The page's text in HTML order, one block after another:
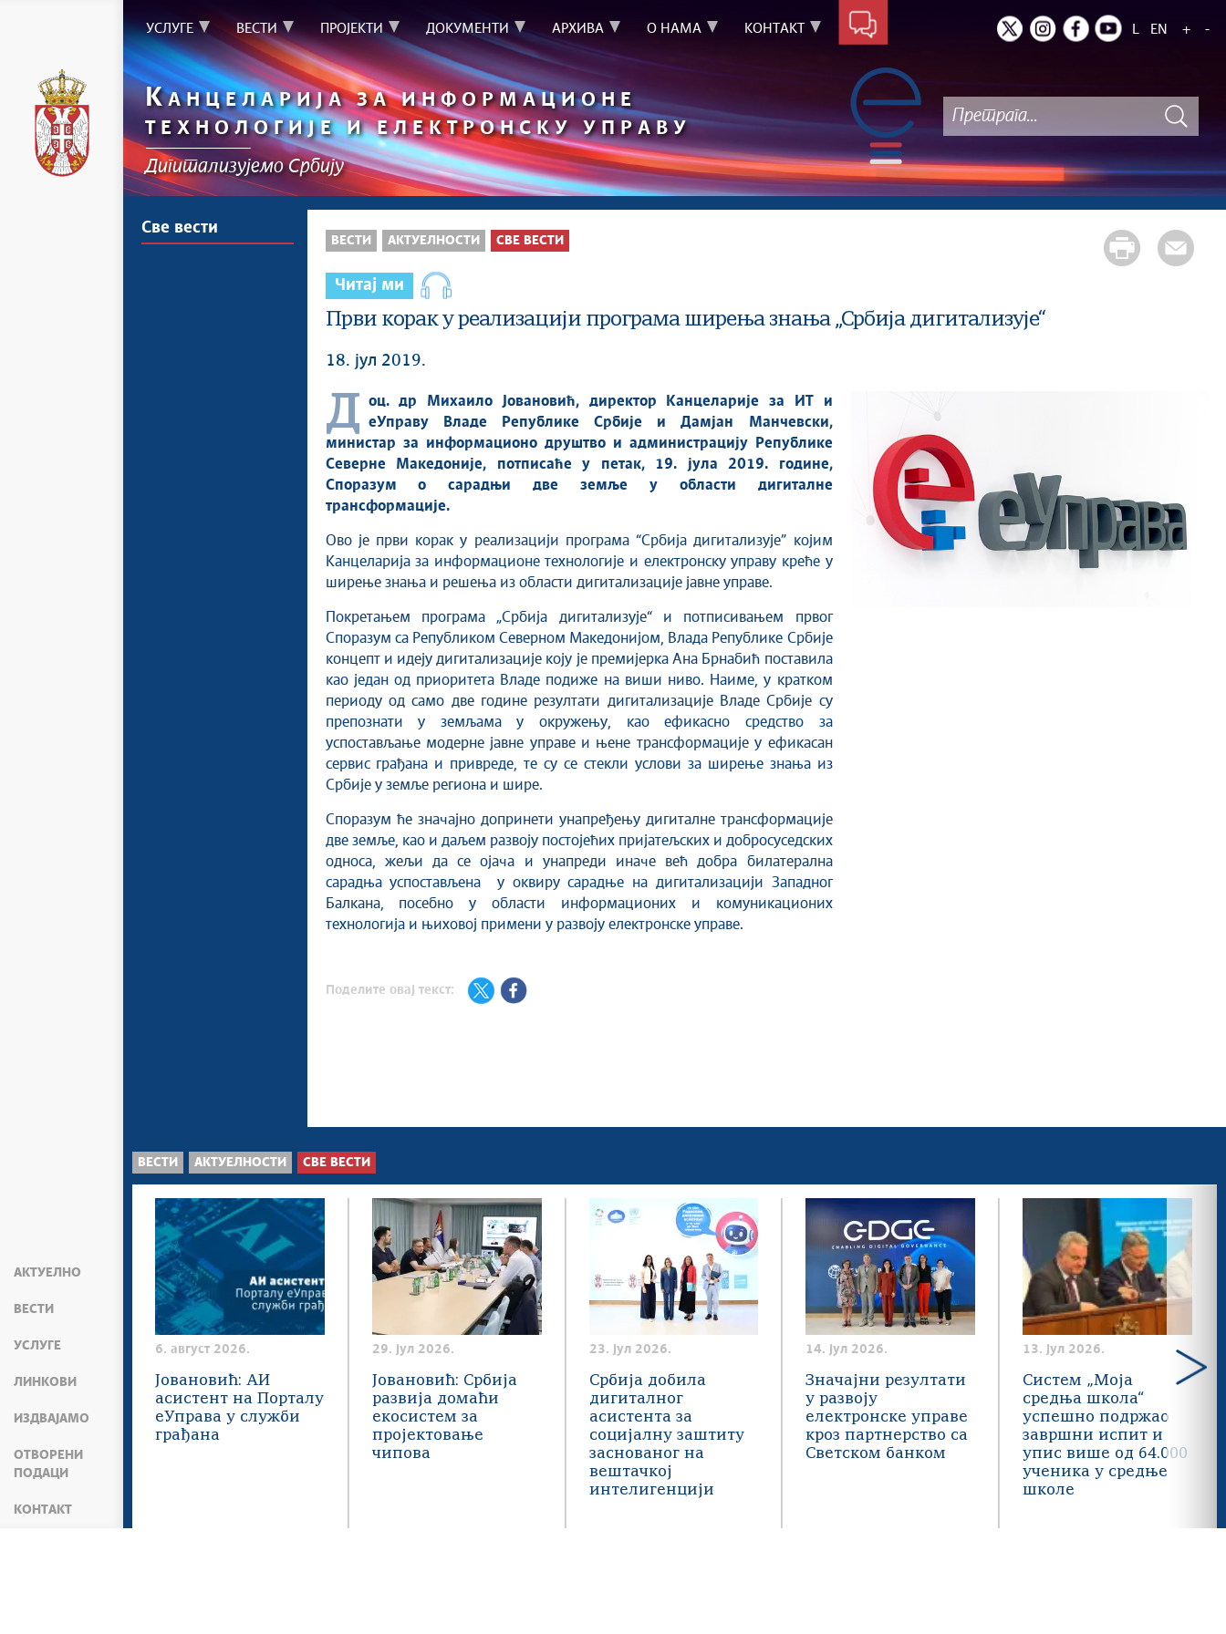
АКТУЕЛНО
ВЕСТИ
УСЛУГЕ
ЛИНКОВИ
ИЗДВАЈАМО
ОТВОРЕНИ
ПОДАЦИ
КОНТАКТ
УСЛУГЕ ВЕСТИ ПРОЈЕКТИ ДОКУМЕНТИ АРХИВА О НАМА КОНТАКТ L EN + -
КАНЦЕЛАРИЈА ЗА ИНФОРМАЦИОНЕ
ТЕХНОЛОГИЈЕ И ЕЛЕКТРОНСКУ УПРАВУ
Дигитализујемо Србију
Све вести
ВЕСТИ АКТУЕЛНОСТИ СВЕ ВЕСТИ
Читај ми
Први корак у реализацији програма ширења знања „Србија дигитализује“
18. јул 2019.
Доц. др Михаило Јовановић, директор Канцеларије за ИТ и
еУправу Владе Републике Србије и Дамјан Манчевски,
министар за информационо друштво и администрацију Републике
Северне Македоније, потписаће у петак, 19. јула 2019. године,
Споразум о сарадњи две земље у области дигиталне
трансформације.
Ово је први корак у реализацији програма “Србија дигитализује” којим
Канцеларија за информационе технологије и електронску управу креће у
ширење знања и решења из области дигитализације јавне управе.
Покретањем програма „Србија дигитализује“ и потписивањем првог
Споразум са Републиком Северном Македонијом, Влада Републике Србије
концепт и идеју дигитализације коју је премијерка Ана Брнабић поставила
као један од приоритета Владе подиже на виши ниво. Наиме, у кратком
периоду од само две године резултати дигитализације Владе Србије су
препознати у земљама у окружењу, као ефикасно средство за
успостављање модерне јавне управе и њене трансформације у ефикасан
сервис грађана и привреде, те су се стекли услови за ширење знања из
Србије у земље региона и шире.
Споразум ће значајно допринети унапређењу дигиталне трансформације
две земље, као и даљем развоју постојећих пријатељских и добросуседских
односа, жељи да се ојача и унапреди иначе већ добра билатерална
сарадња успостављена у оквиру сарадње на дигитализацији Западног
Балкана, посебно у области информационих и комуникационих
технологија и њиховој примени у развоју електронске управе.
Поделите овај текст:
ВЕСТИ АКТУЕЛНОСТИ СВЕ ВЕСТИ
6. август 2026.
Јовановић: АИ
асистент на Порталу
еУправа у служби
грађана
29. јул 2026.
Јовановић: Србија
развија домаћи
екосистем за
пројектовање
чипова
23. јул 2026.
Србија добила
дигиталног
асистента за
социјалну заштиту
заснованог на
вештачкој
интелигенцији
14. јул 2026.
Значајни резултати
у развоју
електронске управе
кроз партнерство са
Светском банком
13. јул 2026.
Систем „Моја
средња школа“
успешно подржао
завршни испит и
упис више од 64.000
ученика у средње
школе